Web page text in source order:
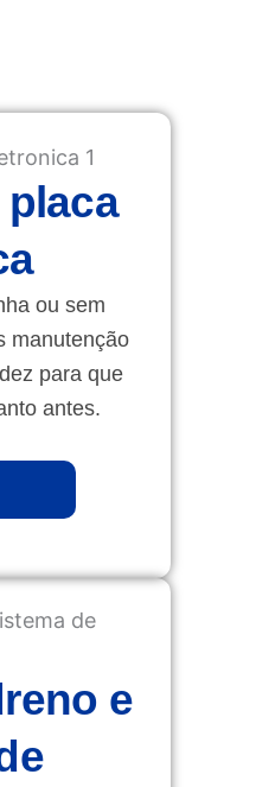
ou sem
manutenção
para que
antes.
e